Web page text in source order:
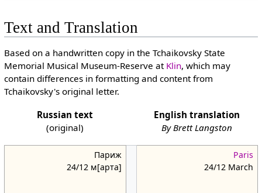
Text and Translation
Based on a handwritten copy in the Tchaikovsky State
Memorial Musical Museum-Reserve at Klin, which may
contain differences in formatting and content from
Tchaikovsky's original letter.
Russian text
(original)
English translation
By Brett Langston
Париж
24/12 м[арта]
Paris
24/12 March